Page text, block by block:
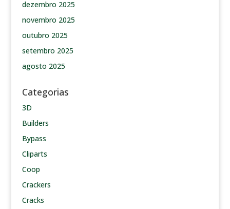
dezembro 2025
novembro 2025
outubro 2025
setembro 2025
agosto 2025
Categorias
3D
Builders
Bypass
Cliparts
Coop
Crackers
Cracks